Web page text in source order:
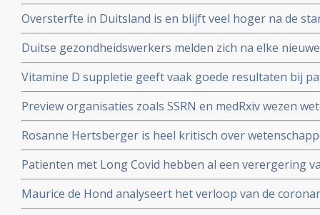
Oversterfte in Duitsland is en blijft veel hoger na de
peer reviewed studie en artsencollectief schrijft
Duitse gezondheidswerkers melden zich na elke
coronavirus - Covid-19 vaker ziek blijkt uit
en derde vaccinatierondes
Vitamine D suppletie geeft vaak goede resultaten bij
coronavirus - Covid-19 en al opgenomen in het
analyse zien van alle studies wereldwijd
Preview organisaties zoals SSRN en medRxiv wezen
onderzoek af als die afweken van Amerikaans
de maatregelen.
Rosanne Hertsberger is heel kritisch over
gemanipuleeerd zwegen over misvattingen tijdens de
Patienten met Long Covid hebben al een verergering
vermoeidheid, moeite met het reguleren van de
disfunctie, zelfs na een lichte inspanning.
Maurice de Hond analyseert het verloop van de
opeenvolgende artikelen.